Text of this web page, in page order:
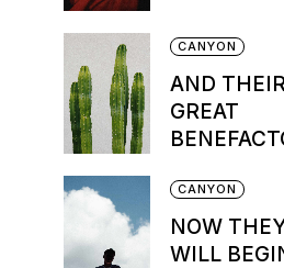
CANYON
AND
GREAT
CANYON
NOW
WILL